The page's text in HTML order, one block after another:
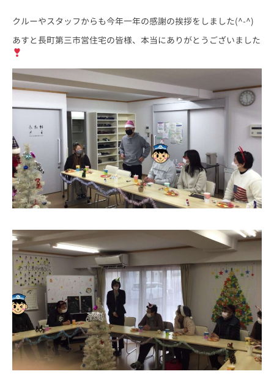
クルーやスタッフからも今年一年の感謝の挨拶をしました(^-^)
あすと長町第三市営住宅の皆様、本当にありがとうございました